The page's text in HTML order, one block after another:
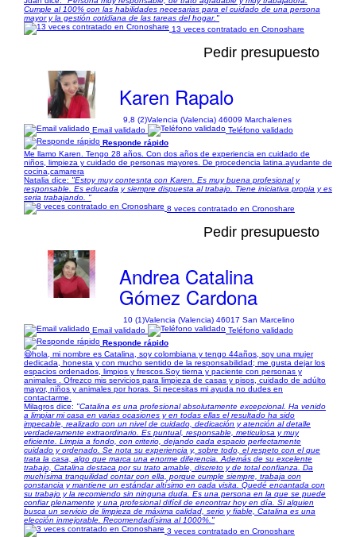
Cumple al 100% con las habilidades necesarias para el cuidado de una persona
mayor y la gestión cotidiana de las tareas del hogar."
13 veces contratado en Cronoshare
Pedir presupuesto
Karen Rapalo
9,8 (2)Valencia (Valencia) 46009 Marchalenes
Email validado
Teléfono validado
Responde rápido
Me llamo Karen. Tengo 28 años. Con dos años de experiencia en cuidado de
niños, limpieza y cuidado de personas mayores. De procedencia latina.ayudante de
cocina,camarera
Natalia dice: "Estoy muy contesnta con Karen. Es muy buena profesional y
responsable. Es educada y siempre dispuesta al trabajo. Tiene iniciativa propia y es
seria trabajando. "
8 veces contratado en Cronoshare
Pedir presupuesto
Andrea Catalina
Gómez Cardona
10 (1)Valencia (Valencia) 46017 San Marcelino
Email validado
Teléfono validado
Responde rápido
😃hola, mi nombre es Catalina, soy colombiana y tengo 44años, soy una mujer
dedicada, honesta y con mucho sentido de la responsabilidad; me gusta dejar los
espacios ordenados, limpios y frescos.Soy tierna y paciente con personas y
animales . Ofrezco mis servicios para limpieza de casas y pisos, cuidado de adúlto
mayor, niños y animales por horas. Si necesitas mi ayuda no dudes en
contactarme.
Milagros dice: "Catalina es una profesional absolutamente excepcional. Ha venido
a limpiar mi casa en varias ocasiones y en todas ellas el resultado ha sido
impecable, realizado con un nivel de cuidado, dedicación y atención al detalle
verdaderamente extraordinario. Es puntual, responsable, meticulosa y muy
eficiente. Limpia a fondo, con criterio, dejando cada espacio perfectamente
cuidado y ordenado. Se nota su experiencia y, sobre todo, el respeto con el que
trata la casa, algo que marca una enorme diferencia. Además de su excelente
trabajo, Catalina destaca por su trato amable, discreto y de total confianza. Da
muchísima tranquilidad contar con ella, porque cumple siempre, trabaja con
constancia y mantiene un estándar altísimo en cada visita. Quedé encantada con
su trabajo y la recomiendo sin ninguna duda. Es una persona en la que se puede
confiar plenamente y una profesional difícil de encontrar hoy en día. Si alguien
busca un servicio de limpieza de máxima calidad, serio y fiable, Catalina es una
elección inmejorable. Recomendadísima al 1000%."
3 veces contratado en Cronoshare